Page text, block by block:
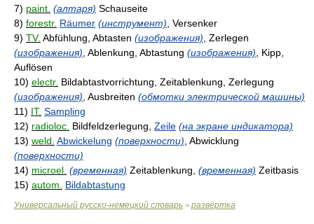
7) paint. (алтаря) Schauseite
8) forestr. Räumer (инструмент) , Versenker
9) TV. Abfühlung, Abtasten (изображения) , Zerlegen
(изображения) , Ablenkung, Abtastung (изображения) , Kipp,
Auflösen
10) electr. Bildabtastvorrichtung, Zeitablenkung, Zerlegung
(изображения) , Ausbreiten (обмотки электрической машины)
11) IT. Sampling
12) radioloc. Bildfeldzerlegung, Zeile (на экране индикатора)
13) weld. Abwickelung (поверхности) , Abwicklung
(поверхности)
14) microel. (временная) Zeitablenkung, (временная) Zeitbasis
15) autom. Bildabtastung
Универсальный русско-немецкий словарь > развёртка